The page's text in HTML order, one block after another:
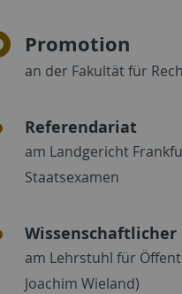
Promotion
an der Fakultät für
Referendariat
am Landgericht
Staatsexamen
am Lehrstuhl für
Joachim Wieland)